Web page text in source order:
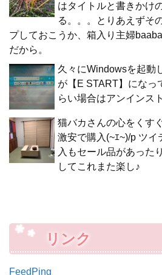
はタイトルと書きかけ
る。。。とりあえずそ
プしておこうか、箱入り主婦
だから。
久々にWindowsを起動
が【E START】になっ
らい場合はアンインス
猫バカさんの心をくす
激安で購入(~ｴ~)/p ツ
入もセール品があった
してこれまた楽し♪
リンク
FeedPing